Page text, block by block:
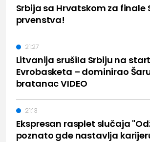
Srbija sa Hrvatskom za finale
prvenstva!
Litvanija srušila Srbiju na
Evrobasketa – dominirao
bratanac VIDEO
21:27
Ekspresan rasplet slučaja
poznato gde nastavlja
21:13